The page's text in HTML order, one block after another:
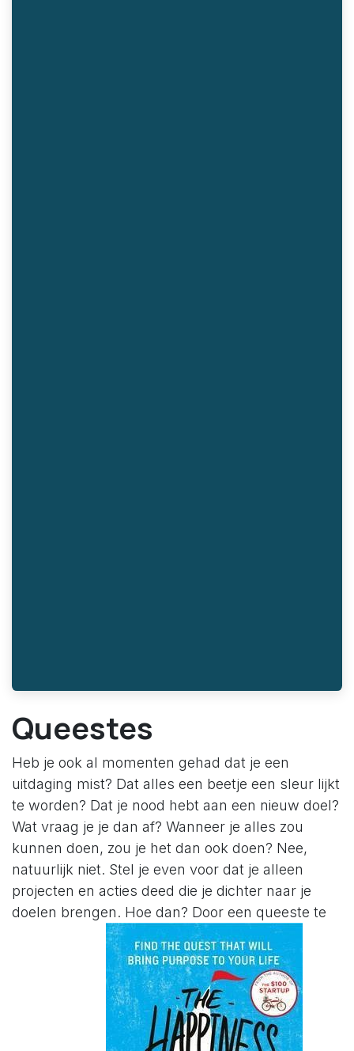
Queestes
Heb je ook al momenten gehad dat je een
uitdaging mist? Dat alles een beetje een sleur lijkt
te worden? Dat je nood hebt aan een nieuw doel?
Wat vraag je je dan af? Wanneer je alles zou
kunnen doen, zou je het dan ook doen? Nee,
natuurlijk niet. Stel je even voor dat je alleen
projecten en acties deed die je dichter naar je
doelen brengen. Hoe dan? Door een queeste te